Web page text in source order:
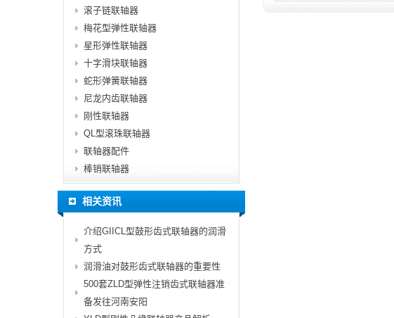
滚子链联轴器
梅花型弹性联轴器
星形弹性联轴器
十字滑块联轴器
蛇形弹簧联轴器
尼龙内齿联轴器
刚性联轴器
QL型滚珠联轴器
联轴器配件
棒销联轴器
相关资讯
介绍GIICL型鼓形齿式联轴器的润滑
方式
润滑油对鼓形齿式联轴器的重要性
500套ZLD型弹性注销齿式联轴器准
备发往河南安阳